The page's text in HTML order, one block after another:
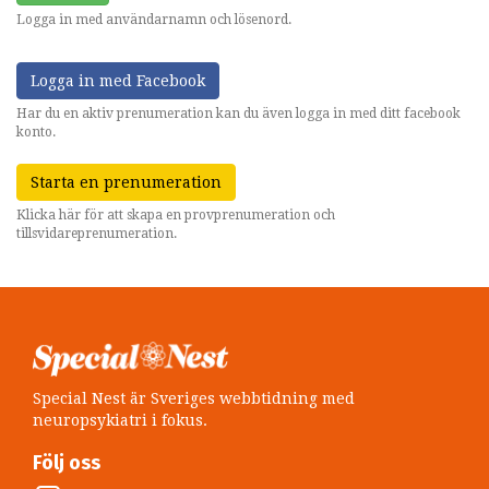
Logga in med användarnamn och lösenord.
Logga in med Facebook
Har du en aktiv prenumeration kan du även logga in med ditt facebook
konto.
Starta en prenumeration
Klicka här för att skapa en provprenumeration och
tillsvidareprenumeration.
Special Nest är Sveriges webbtidning med
neuropsykiatri i fokus.
Följ oss